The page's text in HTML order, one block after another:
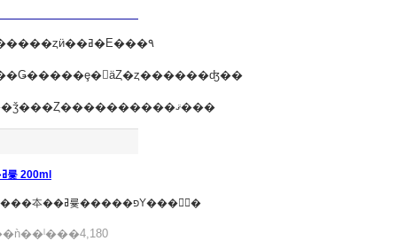
��������Ϳ���ޤ�����ǯ���Ȥ����������ޤ���
������ȥ� �ԥ奢�ͥ� ����󥸥� �ߥ륯 200ml
���ʾܺ٥ǥꥱ���Ȥ�ȩ����餫�����äȤ�������夲��ߥ륯�����פΥ���󥸥󥰡�